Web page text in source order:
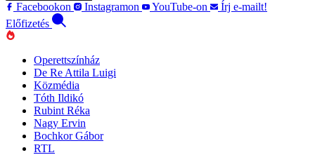
Facebookon Instagramon YouTube-on
Írj e-mailt!
Előfizetés
Operettszínház
De Re Attila Luigi
Közmédia
Tóth Ildikó
Rubint Réka
Nagy Ervin
Bochkor Gábor
RTL